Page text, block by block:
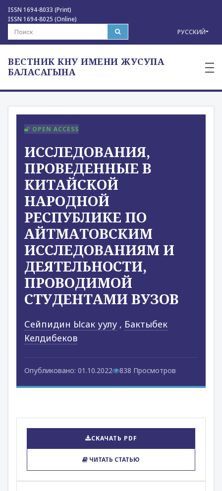
ISSN 1694-8033 (Print)
ISSN 1694-8025 (Online)
РУССКИЙ
ВЕСТНИК КНУ ИМЕНИ ЖУСУПА
БАЛАСАГЫНА
—
—
—
OPEN ACCESS
ИССЛЕДОВАНИЯ,
ПРОВЕДЕННЫЕ В
КИТАЙСКОЙ
НАРОДНОЙ
РЕСПУБЛИКЕ ПО
АЙТМАТОВСКИМ
ИССЛЕДОВАНИЯМ И
ДЕЯТЕЛЬНОСТИ,
ПРОВОДИМОЙ
СТУДЕНТАМИ ВУЗОВ
Сейпидин Ысак уулу , Бактыбек
Келдибеков
Опубликовано: 01.10.2022 838 Просмотров
СКАЧАТЬ PDF
ЧИТАТЬ СТАТЬЮ